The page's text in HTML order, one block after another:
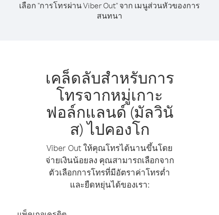
เลือก "การโทรผ่าน Viber Out" จาก เมนูส่วนหัวของการ
สนทนา
เคล็ดลับสำหรับการ
โทรจากหมู่เกาะ
ฟอล์กแลนด์ (มัลวินั
ส) ไปคองโก
Viber Out ให้คุณโทรได้นานขึ้นโดย
จ่ายเงินน้อยลง คุณสามารถเลือกจาก
ตัวเลือกการโทรที่มีอัตราค่าโทรต่ำ
และยืดหยุ่นได้ของเรา: